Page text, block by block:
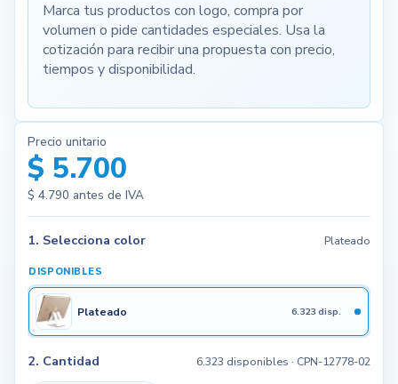
Marca tus productos con logo, compra por
volumen o pide cantidades especiales. Usa la
cotización para recibir una propuesta con precio,
tiempos y disponibilidad.
Precio unitario
$ 5.700
$ 4.790 antes de IVA
1. Selecciona color Plateado
DISPONIBLES
Plateado 6.323 disp.
2. Cantidad 6.323 disponibles · CPN-12778-02